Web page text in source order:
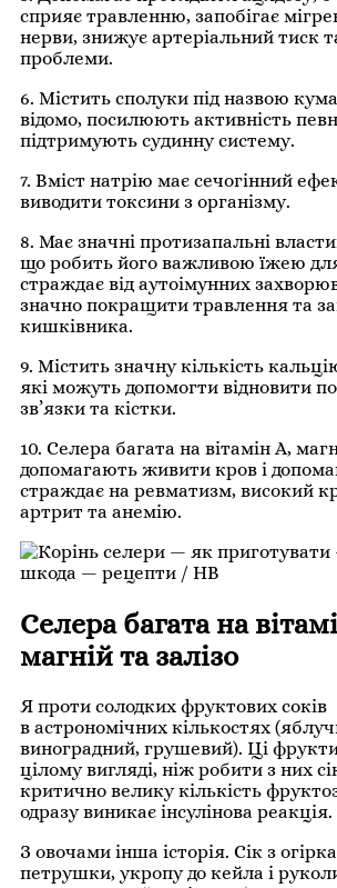
сприяє травленню, запобігає
нерви, знижує артеріальний тиск
проблеми.
6. Містить сполуки під назвою
відомо, посилюють активність
підтримують судинну систему.
7. Вміст натрію має сечогінний
виводити токсини з організму.
8. Має значні протизапальні
що робить його важливою їжею
страждає від аутоімунних
значно покращити травлення та
кишківника.
9. Містить значну кількість
які можуть допомогти відновити
зв’язки та кістки.
10. Селера багата на вітамін А,
допомагають живити кров і
страждає на ревматизм, високий
артрит та анемію.
Селера багата на
магній та залізо
Я проти солодких фруктових соків
в астрономічних кількостях
виноградний, грушевий). Ці фрукти
цілому вигляді, ніж робити з них
критично велику кількість
одразу виникає інсулінова реакція.
З овочами інша історія. Сік з
петрушки, укропу до кейла і